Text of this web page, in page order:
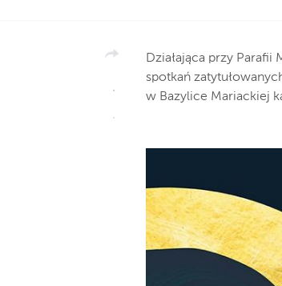
Działająca przy Parafii
spotkań
w Bazylice Mariackiej